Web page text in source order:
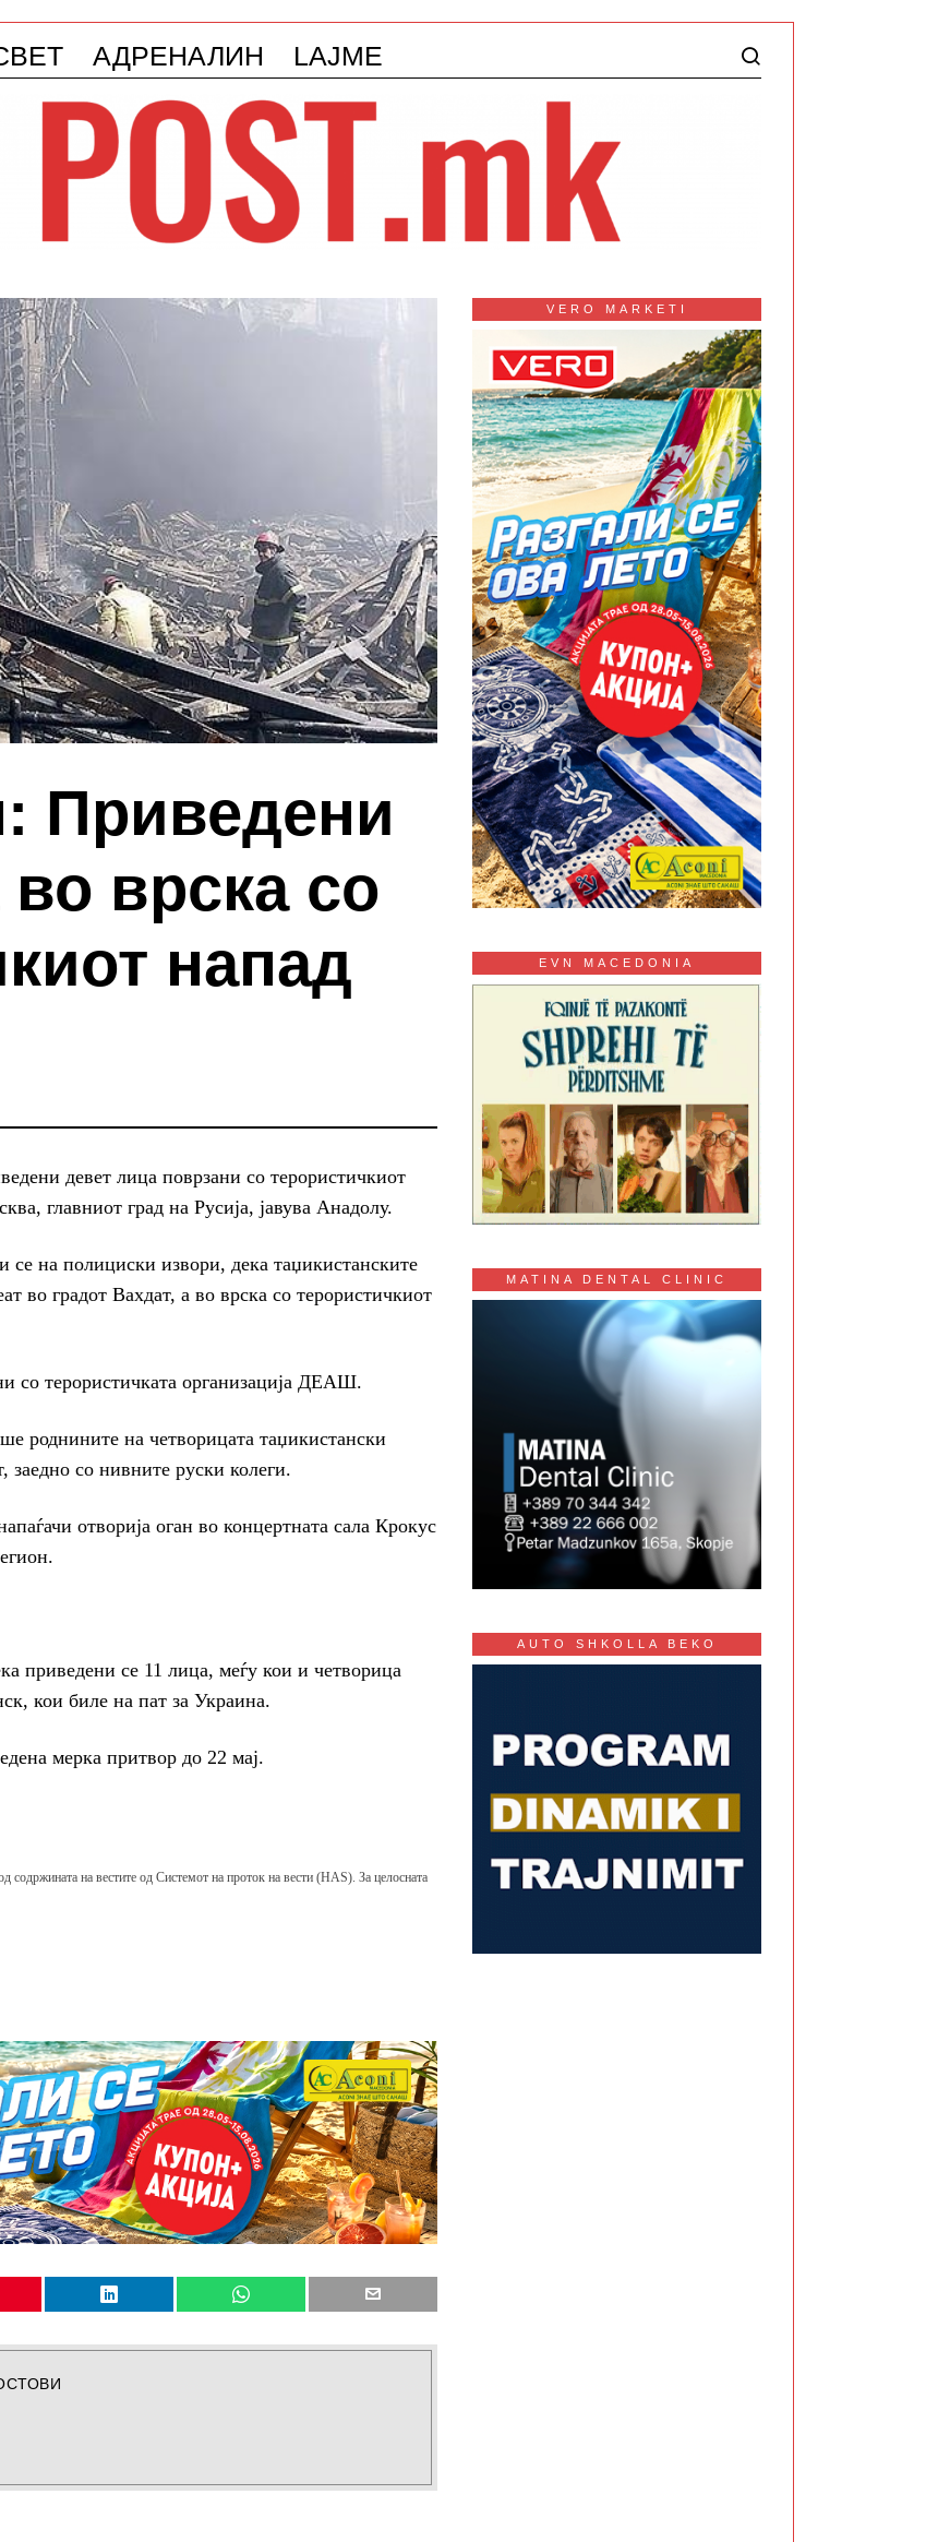
АДРЕНАЛИН LAJME
Приведени
врска со
напад
девет лица поврзани со терористичкиот
главниот град на Русија, јавува Анадолу.
се на полициски извори, дека таџикистанските
во градот Вахдат, а во врска со терористичкиот
со терористичката организација ДЕАШ.
роднините на четворицата таџикистански
заедно со нивните руски колеги.
отворија оган во концертната сала Крокус
приведени се 11 лица, меѓу кои и четворица
кои биле на пат за Украина.
мерка притвор до 22 мај.
на вестите од Системот на проток на вести (HAS). За целосната
VERO MARKETI
EVN MACEDONIA
MATINA DENTAL CLINIC
AUTO SHKOLLA BEKO